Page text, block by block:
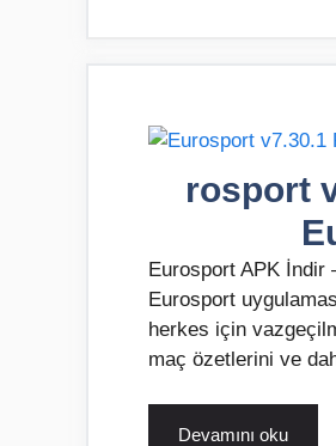
rosport
Eurosport APK İndir
Eurosport
herkes için
maç özetlerini ve
Devamını oku